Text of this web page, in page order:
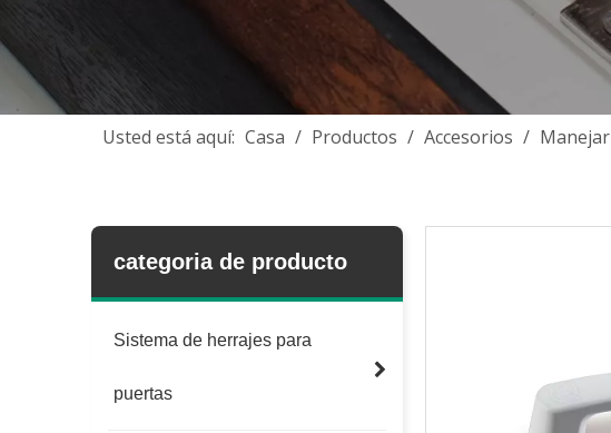
Usted está aquí: Casa / Productos / Accesorios / Manejar
categoria de producto
Sistema de herrajes para
puertas